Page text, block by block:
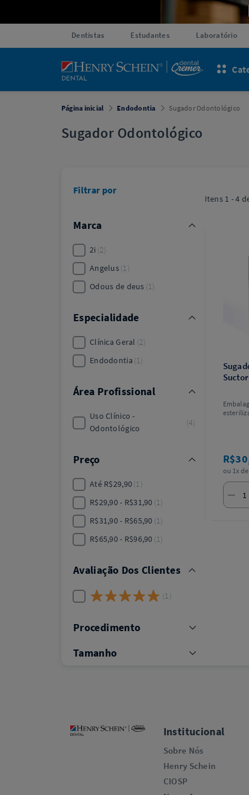
Dentistas Estudantes Laboratório
Página inicial Endodontia Sugador Odontológico
Sugador Odontológico
Itens 1 - 4
ou 1x
Filtrar por
Marca
2i 2
Angelus 1
Odous de deus 1
Especialidade
Clínica Geral 2
Endodontia 1
Área Profissional
Uso Clínico -
Odontológico
4
Preço
Até R$29,90 1
R$29,90 - R$31,90 1
R$31,90 - R$65,90 1
R$65,90 - R$96,90 1
Avaliação Dos Clientes
1
Procedimento
Tamanho
Institucional
Sobre Nós
Henry Schein
CIOSP